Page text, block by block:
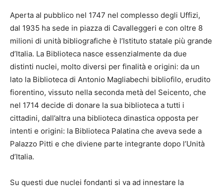
Aperta al pubblico nel 1747 nel complesso degli Uffizi,
dal 1935 ha sede in piazza di Cavalleggeri e con oltre 8
milioni di unità bibliografiche è l’Istituto statale più grande
d’Italia. La Biblioteca nasce essenzialmente da due
distinti nuclei, molto diversi per finalità e origini: da un
lato la Biblioteca di Antonio Magliabechi bibliofilo, erudito
fiorentino, vissuto nella seconda metà del Seicento, che
nel 1714 decide di donare la sua biblioteca a tutti i
cittadini, dall’altra una biblioteca dinastica opposta per
intenti e origini: la Biblioteca Palatina che aveva sede a
Palazzo Pitti e che diviene parte integrante dopo l’Unità
d’Italia.
Su questi due nuclei fondanti si va ad innestare la